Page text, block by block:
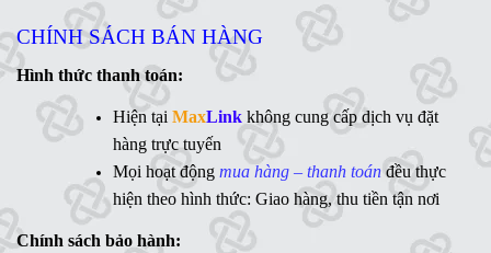
Ms. Lan Anh - 0984 441 810)
Ổ cứng di động,LCD,Networking, Linh kiện,....(Ms. Trâm
- 0944 908 249)
Synology , QNAP,Terramaster,Toshiba,Seagate,
,Ổ cứng di động ,LCD,Networking, Linh kiện,....(Ms.
Vân Anh - 0775 163 765)
Hotline:
MaxLink - 0906 730 778
CHÍNH SÁCH BÁN HÀNG
Hình thức thanh toán:
Hiện tại MaxLink không cung cấp dịch vụ đặt
hàng trực tuyến
Mọi hoạt động mua hàng – thanh toán đều thực
hiện theo hình thức: Giao hàng, thu tiền tận nơi
Chính sách bảo hành: